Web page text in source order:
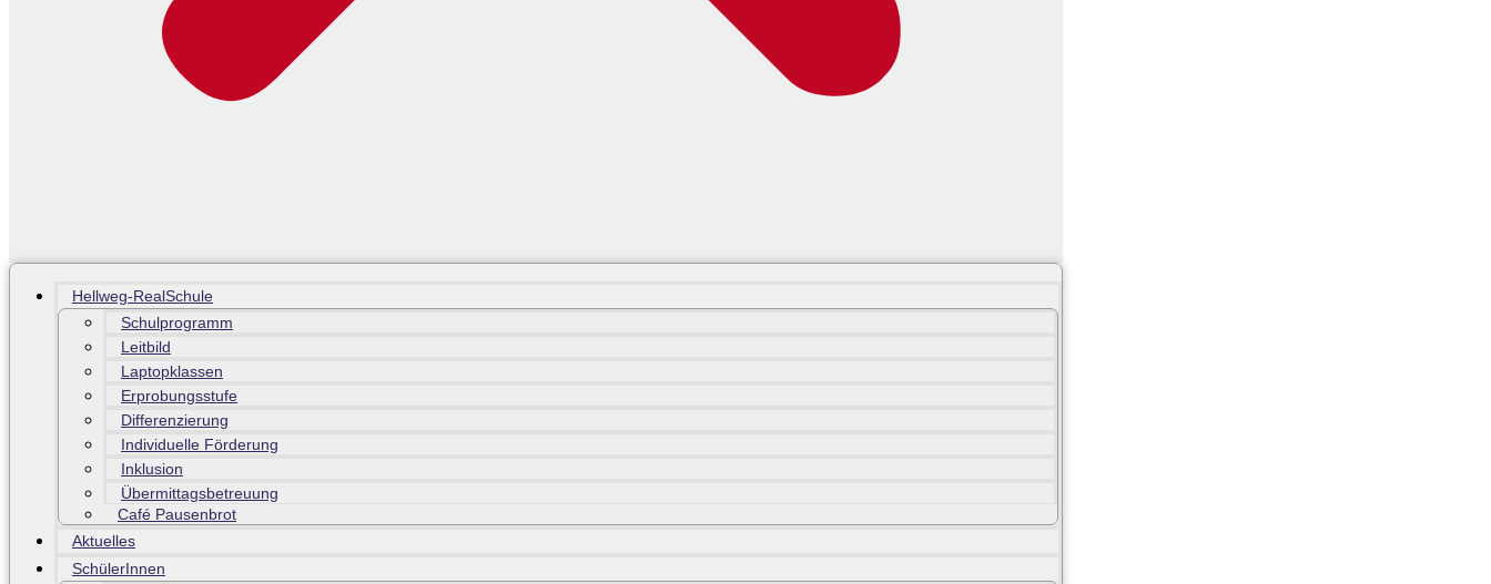
Hellweg-RealSchule
Schulprogramm
Leitbild
Laptopklassen
Erprobungsstufe
Differenzierung
Individuelle Förderung
Inklusion
Übermittagsbetreuung
Café Pausenbrot
Aktuelles
SchülerInnen